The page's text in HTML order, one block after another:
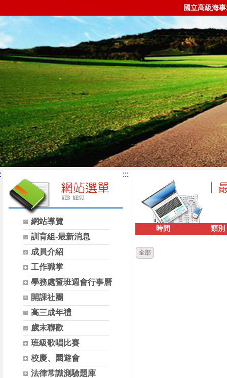
國立高級海
網站導覽
訓育組-最新消息
成員介紹
工作職掌
學務處暨班週會行事曆
開課社團
高三成年禮
歲末聯歡
班級歌唱比賽
校慶、園遊會
法律常識測驗題庫
:::
時間 類別
全部